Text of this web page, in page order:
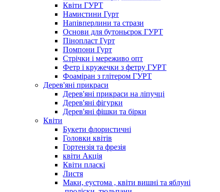
Квіти ГУРТ
Намистини Гурт
Напівперлини та стрази
Основи для бутоньєрок ГУРТ
Пінопласт Гурт
Помпони Гурт
Стрічки і мереживо опт
Фетр і кружечки з фетру ГУРТ
Фоаміран з глітером ГУРТ
Дерев'яні прикраси
Дерев'яні прикраси на ліпучці
Дерев'яні фігурки
Дерев'яні фішки та бірки
Квіти
Букети флористичні
Головки квітів
Гортензія та фрезія
квіти Акція
Квіти пласкі
Листя
Маки, еустома , квіти вишні та яблуні